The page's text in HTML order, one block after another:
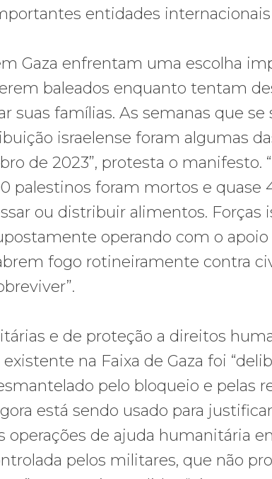
entidades
Gaza enfrentam uma escolha
baleados enquanto tentam
suas famílias. As semanas que
israelense foram algumas
de 2023”, protesta o manifesto.
palestinos foram mortos e quase
ou distribuir alimentos. Forças
operando com o apoio
fogo rotineiramente contra
e de proteção a direitos
na Faixa de Gaza foi
pelo bloqueio e pelas
está sendo usado para
operações de ajuda humanitária
pelos militares, que não